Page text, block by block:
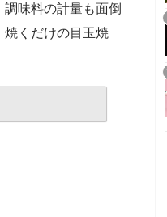
味料の計量も面倒
焼くだけの目玉焼